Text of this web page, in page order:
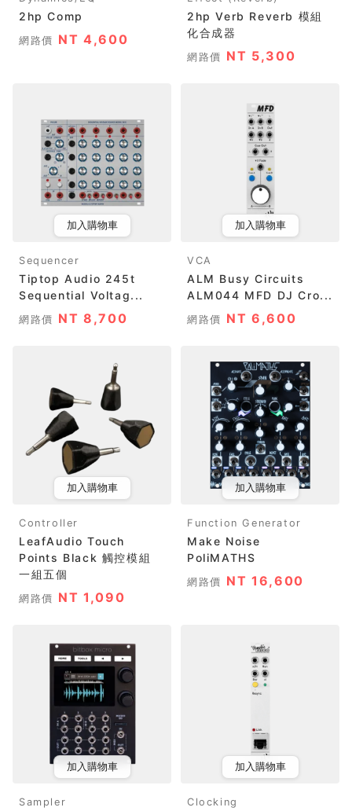
2hp Comp
網路價 NT 4,600
2hp Verb Reverb 模組
化合成器
網路價 NT 5,300
加入購物車
Sequencer
Tiptop Audio 245t
Sequential Voltag...
網路價 NT 8,700
加入購物車
VCA
ALM Busy Circuits
ALM044 MFD DJ Cro...
網路價 NT 6,600
加入購物車
Controller
LeafAudio Touch
Points Black 觸控模組
一組五個
網路價 NT 1,090
加入購物車
Function Generator
Make Noise
PoliMATHS
網路價 NT 16,600
加入購物車
Sampler
加入購物車
Clocking